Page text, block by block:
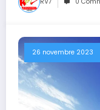
26 novembre 2023